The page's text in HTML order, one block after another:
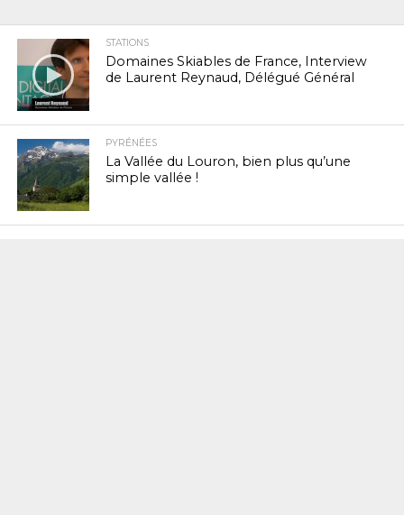
STATIONS
Domaines Skiables de France, Interview
de Laurent Reynaud, Délégué Général
PYRÉNÉES
La Vallée du Louron, bien plus qu’une
simple vallée !